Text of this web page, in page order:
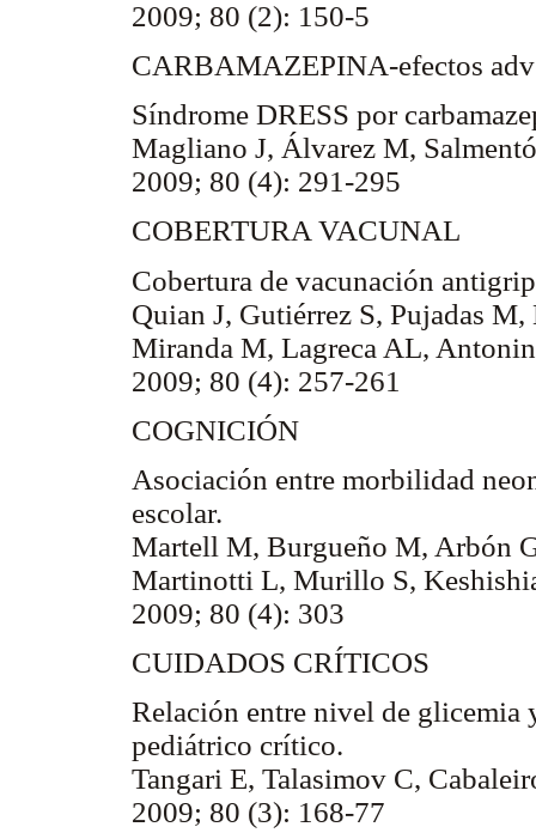
2009; 80 (2): 150-5
CARBAMAZEPINA-efectos
Síndrome DRESS por
Magliano J, Álvarez M,
2009; 80 (4): 291-295
COBERTURA VACUNAL
Cobertura de vacunación
Quian J, Gutiérrez S, Pujadas
Miranda M, Lagreca AL,
2009; 80 (4): 257-261
COGNICIÓN
Asociación entre morbilidad
escolar.
Martell M, Burgueño M, Arbón
Martinotti L, Murillo S,
2009; 80 (4): 303
CUIDADOS CRÍTICOS
Relación entre nivel de glicemia
pediátrico crítico.
Tangari E, Talasimov C,
2009; 80 (3): 168-77